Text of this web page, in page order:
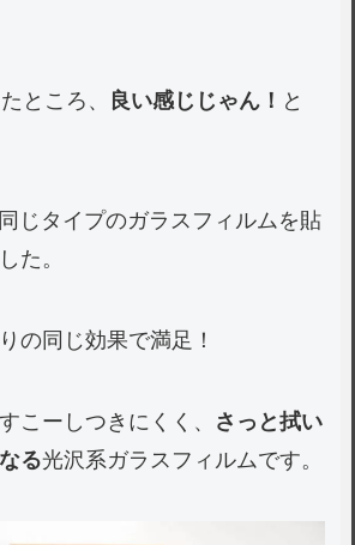
ところ、 良い感じじゃん！ と
じタイプのガラスフィルムを貼
た。
の同じ効果で満足！
こーしつきにくく、 さっと拭い
る光沢系ガラスフィルムです。